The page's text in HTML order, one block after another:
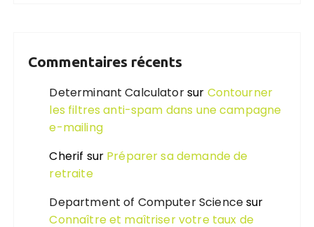
Commentaires récents
Determinant Calculatorsur Contourner
les filtres anti-spam dans une campagne
e-mailing
Cherif sur Préparer sa demande de
retraite
Department of Computer Sciencesur
Connaître et maîtriser votre taux de